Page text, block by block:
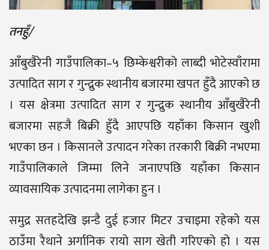
तनहुँ/
आँबुखैरेनी गाउँपालिका–५ छिम्केश्वरीको लाब्दी भोटेस्वाँरामा
उत्पादित साग र गुन्द्रुक स्थानीय बजारमा खपत हुँदै आएको छ
। यस क्षेत्रमा उत्पादित साग र गुन्द्रुक स्थानीय आँबुखैरेनी
बजारमा सहजै बिक्री हुँदै आएपछि यहाँका किसान खुशी
भएका छन । किसानले उत्पादन गरेका तरकारी बिक्री नभएमा
गाउँपालिकाले जिम्मा लिने जनाएपछि यहाँका किसान
व्यावसायिक उत्पादनमा लागेका हुन ।
समुद्र सतहदेखि झन्डै दुई हजार मिटर उचाइमा रहेको यस
ठाउँमा रैथाने अर्गानिक रायो साग खेती गरिएको हो । यस